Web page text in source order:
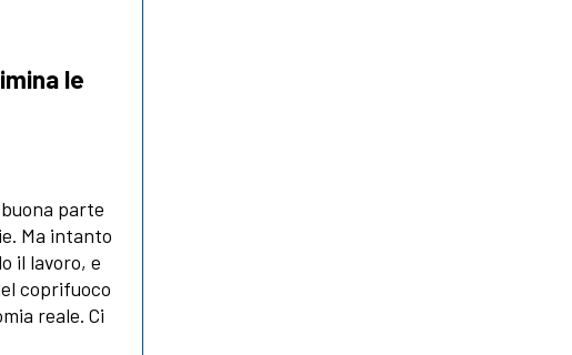
le
parte
Ma intanto
il lavoro, e
coprifuoco
reale. Ci